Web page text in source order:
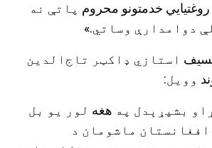
روغتیايي خدمتونو محروم پاتې نه
دوامدارې وساتي.
»
استازي ډاکټر تاج‌الدین
وويل:
بشپړېدل په هغه لور يو بل
افغانستان ماشومان د